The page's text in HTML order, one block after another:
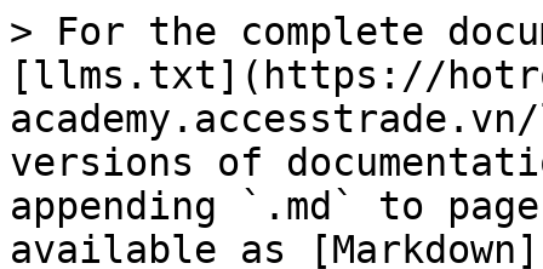
> For the complete
[llms.txt](https://
versions of
appending `.md` to
available as